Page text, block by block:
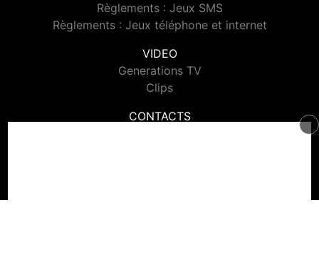
Règlements : Jeux SMS
Règlements : Jeux téléphone et internet
VIDEO
Generations TV
Clips
CONTACTS